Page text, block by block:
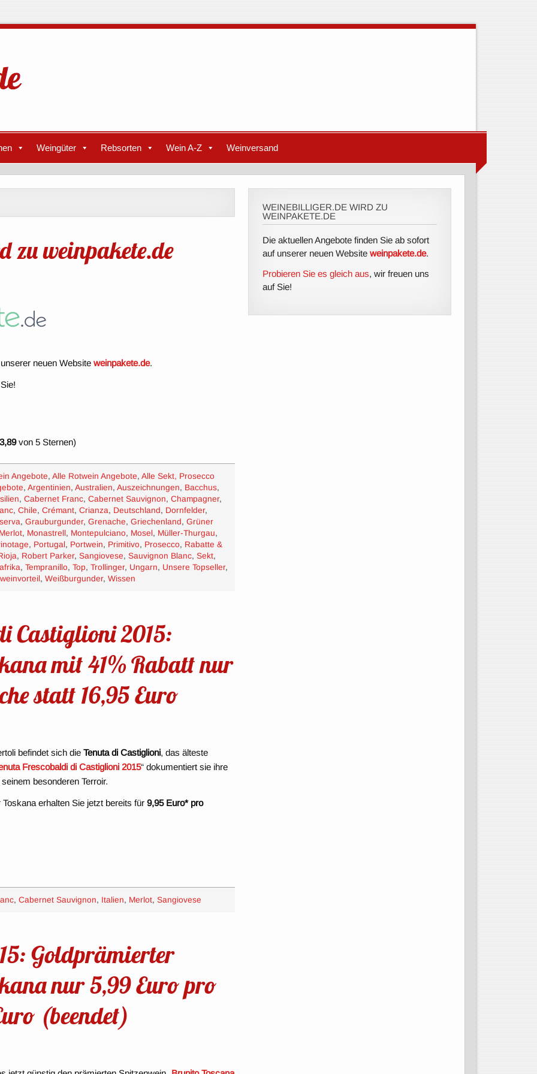
Weingüter Rebsorten Wein A-Z Weinversand
zu weinpakete.de
neuen Websiteweinpakete.de.
3,89von 5 Sternen)
Angebote, Alle Rotwein Angebote, Alle Sekt, Prosecco
, Argentinien, Australien, Auszeichnungen, Bacchus,
, Cabernet Franc, Cabernet Sauvignon, Champagner,
, Chile, Crémant, Crianza, Deutschland , Dornfelder,
, Grauburgunder, Grenache, Griechenland , Grüner
, Monastrell , Montepulciano, Mosel , Müller-Thurgau,
, Portugal , Portwein, Primitivo, Prosecco, Rabatte &
, Robert Parker, Sangiovese, Sauvignon Blanc, Sekt,
, Tempranillo, Top, Trollinger, Ungarn, Unsere Topseller,
weinvorteil , Weißburgunder, Wissen
Castiglioni 2015:
mit 41% Rabatt nur
statt 16,95 Euro
befindet sich dieTenuta di Castiglioni, das älteste
Frescobaldi di Castiglioni 2015“ dokumentiert sie ihre
besonderen Terroir.
erhalten Sie jetzt bereits für9,95 Euro* pro
, Cabernet Sauvignon, Italien, Merlot, Sangiovese
Goldprämierter
nur 5,99 Euro pro
(beendet)
WEINEBILLIGER.DE WIRD ZU
WEINPAKETE.DE
Die aktuellen Angebote finden Sie ab sofort
auf unserer neuen Websiteweinpakete.de.
Probieren Sie es gleich aus, wir freuen uns
auf Sie!